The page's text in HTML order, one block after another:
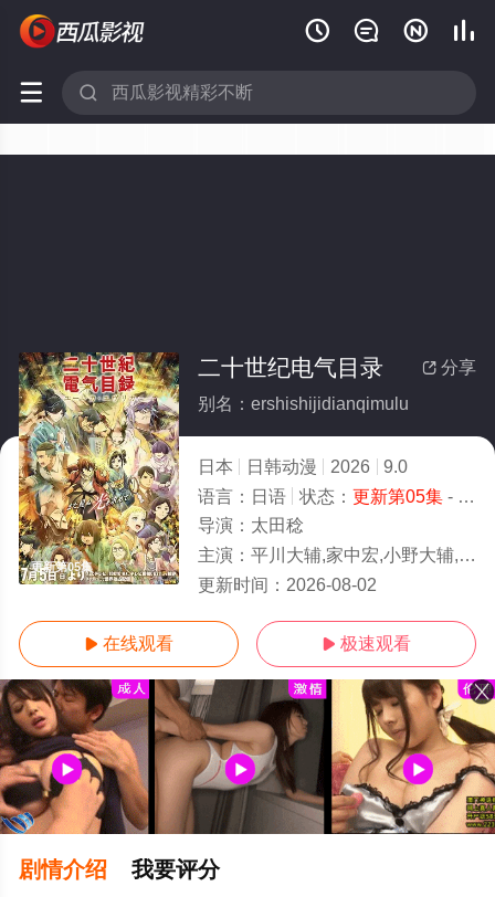
   
 
更新第05集
 分享
二十世纪电气目录
别名：ershishijidianqimulu
日本 日韩动漫 2026
9.0
语言： 日语 状态： 更新第05集- 免费在线观看
导演： 太田稔
主演： 平川大辅,家中宏,小野大辅,大地叶,雨宫天,寿美菜子,内山昂辉,内田雄马,武内骏辅,远藤大智,高垣彩阳,川井田夏海,浦和希,浅野麻由美
更新时间： 2026-08-02
 在线观看  极速观看
剧情介绍 我要评分